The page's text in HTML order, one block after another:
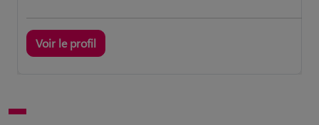
Voir le profil